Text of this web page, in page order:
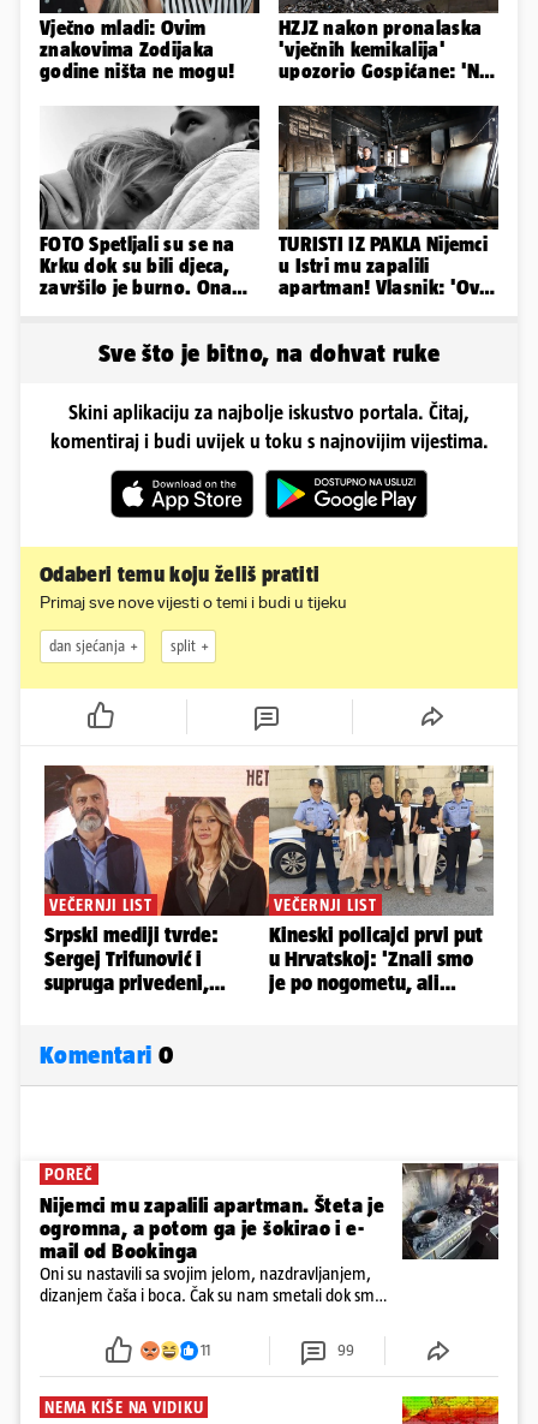
Vječno mladi: Ovim
znakovima Zodijaka
godine ništa ne mogu!
HZJZ nakon pronalaska
'vječnih kemikalija'
upozorio Gospićane: 'Ne
FOTO Spetljali su se na
Krku dok su bili djeca,
završilo je burno. Ona
TURISTI IZ PAKLA Nijemci
u Istri mu zapalili
apartman! Vlasnik: 'Ovo
Sve što je bitno, na dohvat ruke
Skini aplikaciju za najbolje iskustvo portala. Čitaj,
komentiraj i budi uvijek u toku s najnovijim vijestima.
Odaberi temu koju želiš pratiti
Primaj sve nove vijesti o temi i budi u tijeku
dan sjećanja split
Komentari 0
POREČ
Nijemci mu zapalili apartman. Šteta je
ogromna, a potom ga je šokirao i e-
mail od Bookinga
Oni su nastavili sa svojim jelom, nazdravljanjem,
dizanjem čaša i boca. Čak su nam smetali dok smo
požar, rekao je vlasnik
11 99
NEMA KIŠE NA VIDIKU